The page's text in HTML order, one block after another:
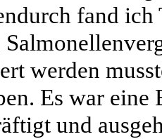
fand ich
werden
Es war
und